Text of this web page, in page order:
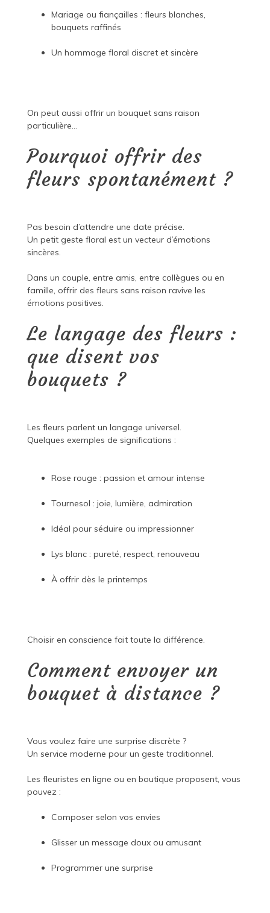
Mariage ou fiançailles : fleurs blanches,
bouquets raffinés
Un hommage floral discret et sincère
On peut aussi offrir un bouquet sans raison
particulière…
Pourquoi offrir des
fleurs spontanément ?
Pas besoin d’attendre une date précise.
Un petit geste floral est un vecteur d’émotions
sincères.
Dans un couple, entre amis, entre collègues ou en
famille, offrir des fleurs sans raison ravive les
émotions positives.
Le langage des fleurs :
que disent vos
bouquets ?
Les fleurs parlent un langage universel.
Quelques exemples de significations :
Rose rouge : passion et amour intense
Tournesol : joie, lumière, admiration
Idéal pour séduire ou impressionner
Lys blanc : pureté, respect, renouveau
À offrir dès le printemps
Choisir en conscience fait toute la différence.
Comment envoyer un
bouquet à distance ?
Vous voulez faire une surprise discrète ?
Un service moderne pour un geste traditionnel.
Les fleuristes en ligne ou en boutique proposent, vous
pouvez :
Composer selon vos envies
Glisser un message doux ou amusant
Programmer une surprise